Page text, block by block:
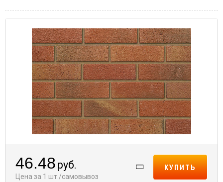
46.48 руб.
Цена за 1 шт./самовывоз
КУПИТЬ